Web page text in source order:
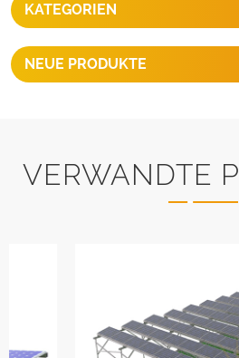
KATEGORIEN
NEUE PRODUKTE
VERWANDTE